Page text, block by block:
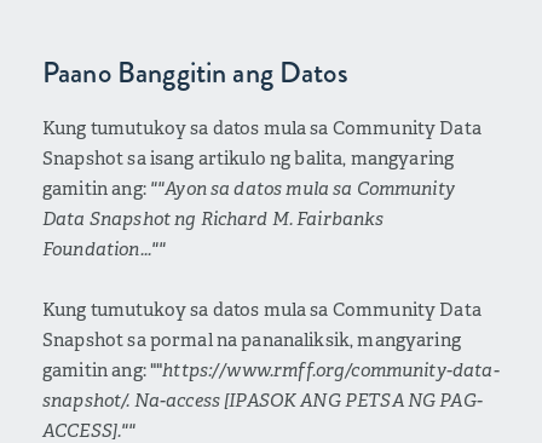
Paano Banggitin ang Datos
Kung tumutukoy sa datos mula sa Community Data
Snapshot sa isang artikulo ng balita, mangyaring
gamitin ang: ""Ayon sa datos mula sa Community
Data Snapshot ng Richard M. Fairbanks
Foundation...""
Kung tumutukoy sa datos mula sa Community Data
Snapshot sa pormal na pananaliksik, mangyaring
gamitin ang: ""https://www.rmff.org/community-data-
snapshot/. Na-access [IPASOK ANG PETSA NG PAG-
ACCESS].""